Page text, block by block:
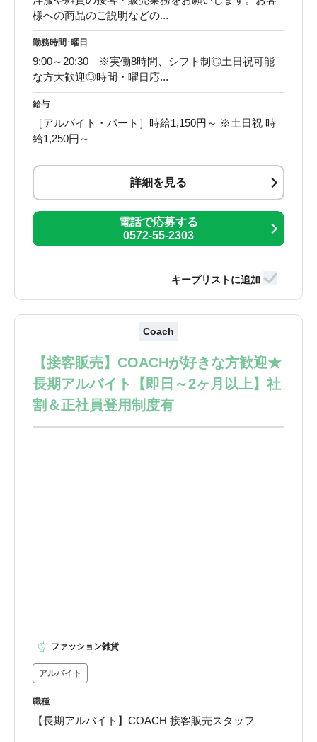
様への商品のご説明などの...
勤務時間･曜日
9:00～20:30 ※実働8時間、シフト制◎土日祝可能
な方大歓迎◎時間・曜日応...
給与
［アルバイト・パート］時給1,150円～ ※土日祝 時
給1,250円～
詳細を見る
電話で応募する
0572-55-2303
Coach
【接客販売】COACHが好きな方歓迎★
長期アルバイト【即日～2ヶ月以上】社
割＆正社員登用制度有
ファッション雑貨
アルバイト
職種
【長期アルバイト】COACH 接客販売スタッフ